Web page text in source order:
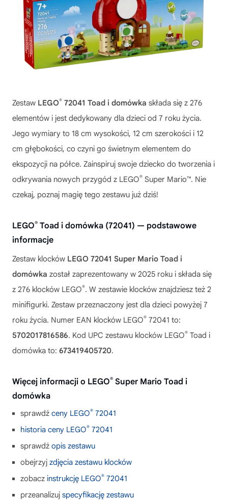
Zestaw LEGO® 72041 Toad i domówka składa się z 276
elementów i jest dedykowany dla dzieci od 7 roku życia.
Jego wymiary to 18 cm wysokości, 12 cm szerokości i 12
cm głębokości, co czyni go świetnym elementem do
ekspozycji na półce. Zainspiruj swoje dziecko do tworzenia i
odkrywania nowych przygód z LEGO® Super Mario™. Nie
czekaj, poznaj magię tego zestawu już dziś!
LEGO® Toad i domówka (72041) — podstawowe
informacje
Zestaw klocków LEGO 72041 Super Mario Toad i
domówka został zaprezentowany w 2025 roku i składa się
z 276 klocków LEGO®. W zestawie klocków znajdziesz też 2
minifigurki. Zestaw przeznaczony jest dla dzieci powyżej 7
roku życia. Numer EAN klocków LEGO® 72041 to:
5702017816586. Kod UPC zestawu klocków LEGO® Toad i
domówka to: 673419405720.
Więcej informacji o LEGO® Super Mario Toad i
domówka
sprawdź ceny LEGO® 72041
historia ceny LEGO® 72041
sprawdź opis zestawu
obejrzyj zdjęcia zestawu klocków
zobacz instrukcję LEGO® 72041
przeanalizuj specyfikację zestawu